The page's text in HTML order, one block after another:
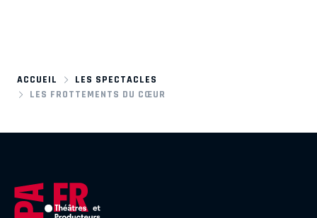
ACCUEIL
LES SPECTACLES
LES FROTTEMENTS DU CŒUR